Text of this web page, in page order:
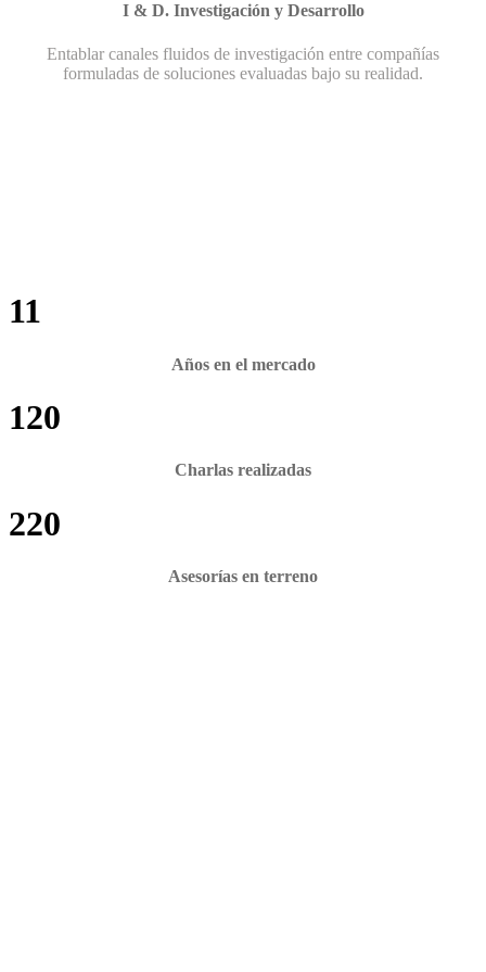
I & D. Investigación y Desarrollo
Entablar canales fluidos de investigación entre compañías
formuladas de soluciones evaluadas bajo su realidad.
11
Años en el mercado
120
Charlas realizadas
220
Asesorías en terreno